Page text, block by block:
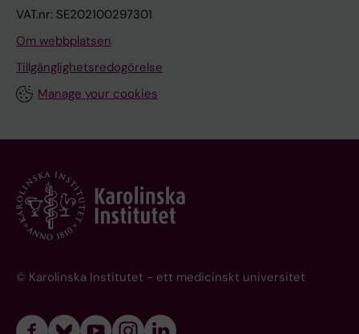
VAT.nr: SE202100297301
Om webbplatsen
Tillgänglighetsredogörelse
Manage your cookies
© Karolinska Institutet - ett medicinskt universitet